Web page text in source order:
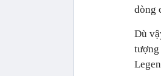
dòng
Dù
tượng